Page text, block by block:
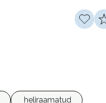
heliraamatud